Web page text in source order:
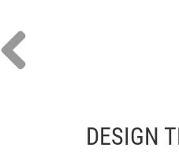
DESIGN